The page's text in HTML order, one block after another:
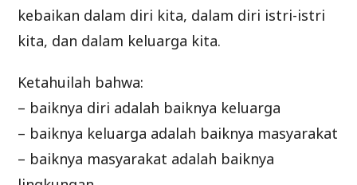
kebaikan dalam diri kita, dalam diri istri-istri
kita, dan dalam keluarga kita.
Ketahuilah bahwa:
– baiknya diri adalah baiknya keluarga
– baiknya keluarga adalah baiknya masyarakat
– baiknya masyarakat adalah baiknya